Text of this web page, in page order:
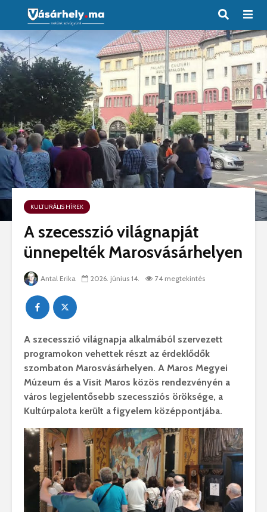
KULTURÁLIS HÍREK
A szecesszió világnapját
ünnepelték Marosvásárhelyen
Antal Erika 2026. június 14. 74 megtekintés
A szecesszió világnapja alkalmából szervezett
programokon vehettek részt az érdeklődők
szombaton Marosvásárhelyen. A Maros Megyei
Múzeum és a Visit Maros közös rendezvényén a
város legjelentősebb szecessziós öröksége, a
Kultúrpalota került a figyelem középpontjába.